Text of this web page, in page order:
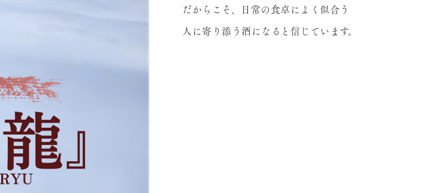
だからこそ、日常の食卓によく似合う
人に寄り添う酒になると信じています。